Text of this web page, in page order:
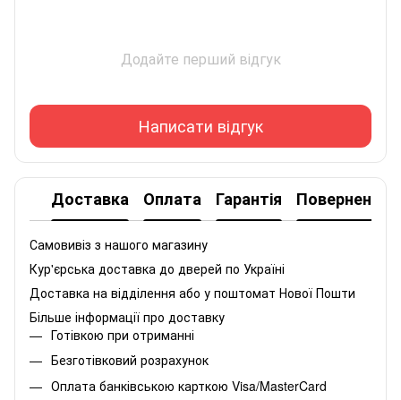
Додайте перший відгук
Написати відгук
Доставка Оплата Гарантія Повернення
Самовивіз з нашого магазину
Кур'єрська доставка до дверей по Україні
Доставка на відділення або у поштомат Нової Пошти
Більше інформації про доставку
Готівкою при отриманні
Безготівковий розрахунок
Оплата банківською карткою Visa/MasterCard